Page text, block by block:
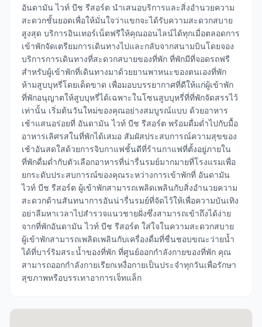
อันดามัน ไวท์ บีช รีสอร์ต นำเสนอบริการและสิ่งอำนวยความ
สะดวกชั้นยอดเพื่อให้มั่นใจว่าแขกจะได้รับความสะดวกสบาย
สูงสุด บริการอินเทอร์เน็ตฟรีให้คุณออนไลน์ได้ทุกเมื่อตลอดการ
เข้าพักจัดเตรียมการเดินทางไปและกลับจากสนามบินโดยจอง
บริการการเดินทางที่สะดวกสบายของที่พัก ที่พักมีที่จอดรถฟรี
สำหรับผู้เข้าพักที่เดินทางมาด้วยยานพาหนะของตนเองที่พัก
ห้ามสูบบุหรี่โดยเด็ดขาด เพื่อมอบบรรยากาศที่ดีให้แก่ผู้เข้าพัก
ที่พักอนุญาตให้สูบบุหรี่ได้เฉพาะในโซนสูบบุหรี่ที่ที่พักจัดสรรไว้
เท่านั้น เริ่มต้นวันใหม่ของคุณอย่างสมบูรณ์แบบ ด้วยอาหาร
เช้าแสนอร่อยที่ อันดามัน ไวท์ บีช รีสอร์ต พร้อมดื่มด่ำไปกับมื้อ
อาหารเลิศรสในที่พักได้เสมอ สัมผัสประสบการณ์ความสุขของ
เช้าอันสดใสด้วยการจิบกาแฟชั้นดีที่ร้านกาแฟที่ตั้งอยู่ภายใน
ที่พักดื่มด่ำกับตัวเลือกอาหารที่น่ารื่นรมย์มากมายที่โรงแรมเพื่อ
ยกระดับประสบการณ์ของคุณระหว่างการเข้าพักที่ อันดามัน
ไวท์ บีช รีสอร์ต ผู้เข้าพักสามารถเพลิดเพลินกับสิ่งอำนวยความ
สะดวกด้านสันทนาการอันน่ารื่นรมย์ที่จัดไว้ให้เพื่อความบันเทิง
อย่าลืมหาเวลาไปสำรวจแนวชายฝั่งซึ่งสามารถเข้าถึงได้ง่าย
จากที่พักอันดามัน ไวท์ บีช รีสอร์ต ใส่ใจในความสะดวกสบาย
ผู้เข้าพักสามารถเพลิดเพลินกับเครื่องดื่มที่ชื่นชอบขณะว่ายน้ำ
ได้ที่บาร์ริมสระน้ำของที่พัก ที่ศูนย์ออกกำลังกายของที่พัก คุณ
สามารถออกกำลังกายเรียกเหงื่อกายเป็นประจำทุกวันเพื่อรักษา
สุขภาพหรือบรรเทาอาการเจ็ทแล็ก